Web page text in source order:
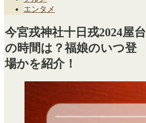
エンタメ
今宮戎神社十日戎2024屋台
の時間は？福娘のいつ登
場かを紹介！